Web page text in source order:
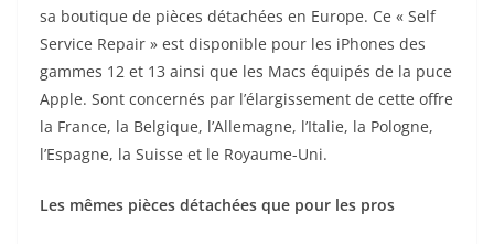
sa boutique de pièces détachées en Europe. Ce « Self
Service Repair » est disponible pour les iPhones des
gammes 12 et 13 ainsi que les Macs équipés de la puce
Apple. Sont concernés par l’élargissement de cette offre
la France, la Belgique, l’Allemagne, l’Italie, la Pologne,
l’Espagne, la Suisse et le Royaume-Uni.
Les mêmes pièces détachées que pour les pros